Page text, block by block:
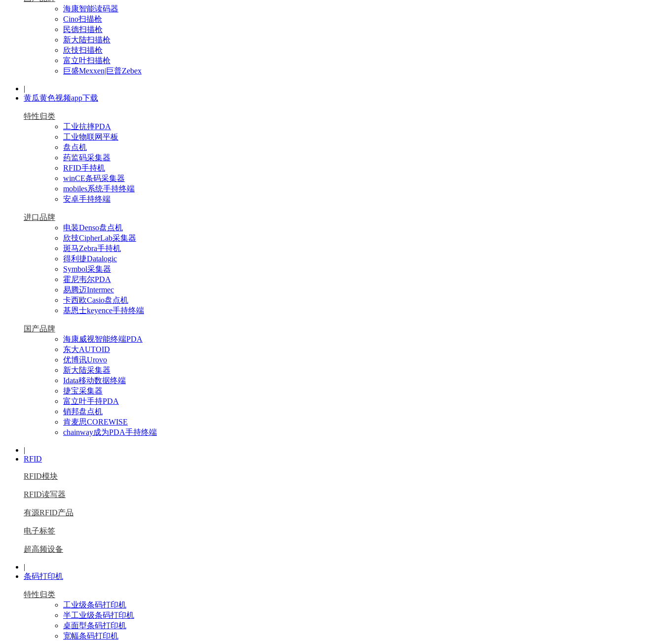
海康智能读码器
Cino扫描枪
民德扫描枪
新大陆扫描枪
欣技扫描枪
富立叶扫描枪
巨盛Mexxen|巨普Zebex
|
黄瓜黄色视频app下载
特性归类
工业抗摔PDA
工业物联网平板
盘点机
药监码采集器
RFID手持机
winCE条码采集器
mobiles系统手持终端
安卓手持终端
进口品牌
电装Denso盘点机
欣技CipherLab采集器
斑马Zebra手持机
得利捷Datalogic
Symbol采集器
霍尼韦尔PDA
易腾迈Intermec
卡西欧Casio盘点机
基恩士keyence手持终端
国产品牌
海康威视智能终端PDA
东大AUTOID
优博讯Urovo
新大陆采集器
Idata移动数据终端
捷宝采集器
富立叶手持PDA
销邦盘点机
肯麦思COREWISE
chainway成为PDA手持终端
|
RFID
RFID模块
RFID读写器
有源RFID产品
电子标签
超高频设备
|
条码打印机
特性归类
工业级条码打印机
半工业级条码打印机
桌面型条码打印机
宽幅条码打印机